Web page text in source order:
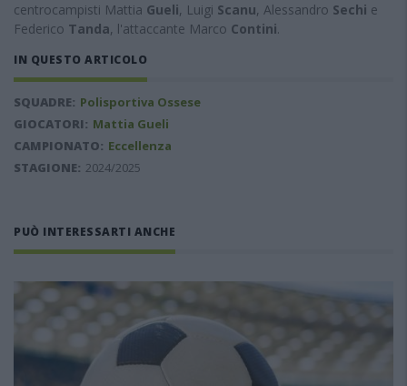
centrocampisti Mattia Gueli, Luigi Scanu, Alessandro Sechi e
Federico Tanda, l'attaccante Marco Contini.
IN QUESTO ARTICOLO
SQUADRE: Polisportiva Ossese
GIOCATORI: Mattia Gueli
CAMPIONATO: Eccellenza
STAGIONE: 2024/2025
PUÒ INTERESSARTI ANCHE